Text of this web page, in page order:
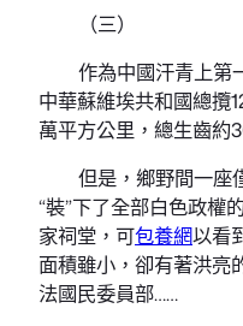
（三）
作為中國汗青上第
中華蘇維埃共和國總攬
萬平方公里，總生齒約
但是，鄉野間一座
“裝”下了全部白色政權
家祠堂，可包養網以看
面積雖小，卻有著洪亮
法國民委員部……